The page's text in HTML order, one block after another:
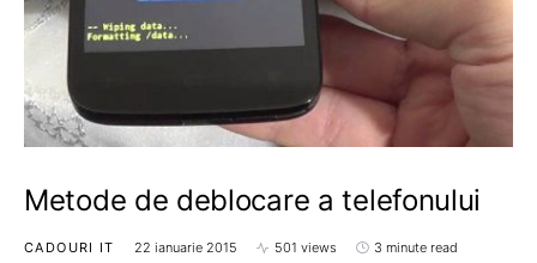
Metode de deblocare a telefonului
CADOURI IT 22 ianuarie 2015 501 views 3 minute read